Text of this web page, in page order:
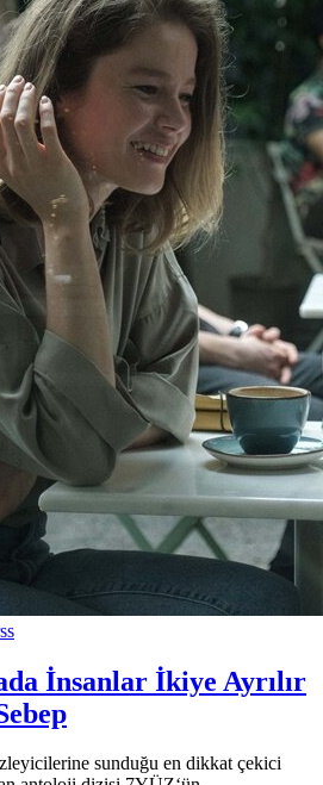
İnsanlar İkiye Ayrılır
sunduğu en dikkat çekici